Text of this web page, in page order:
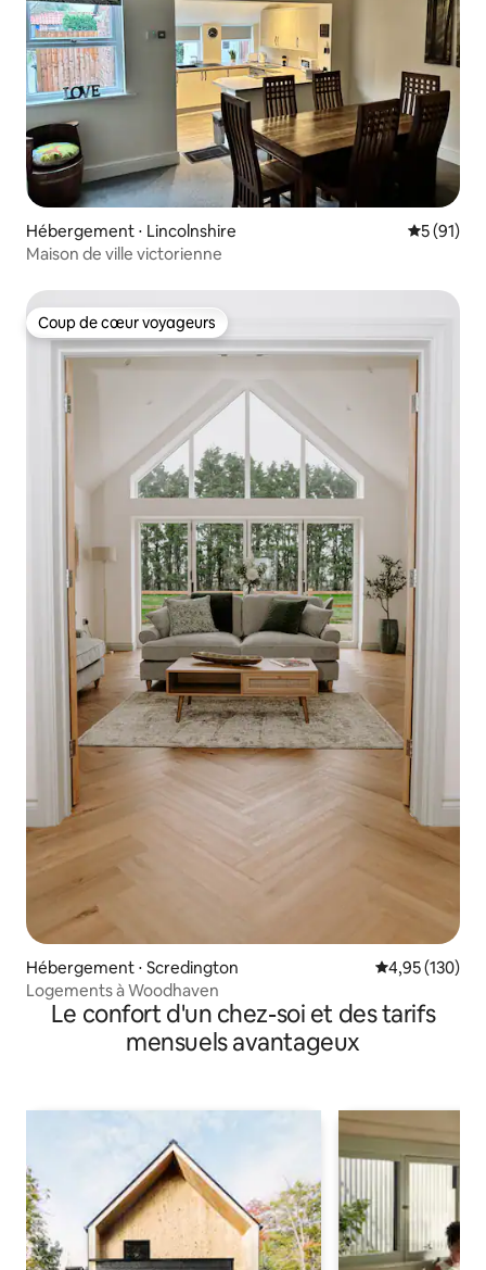
Hébergement ⋅ Lincolnshire
5 (91)
Maison de ville victorienne
Coup de cœur voyageurs
Coup de cœur voyageurs
Hébergement ⋅ Scredington Évaluation
4,95 (130)
Logements à Woodhaven
Le confort d'un chez-soi et des tarifs
mensuels avantageux